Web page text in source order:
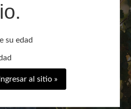
FORMADO
Y LA RIOJA
su edad